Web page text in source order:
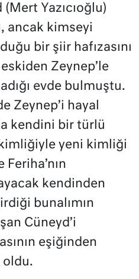
Yazıcıoğlu)
ancak kimseyi
bir şiir hafızasını
Zeynep’le
evde bulmuştu.
Zeynep’i hayal
kendini bir türlü
yeni kimliği
kendinden
bunalımın
Cüneyd’i
eşiğinden
oldu.